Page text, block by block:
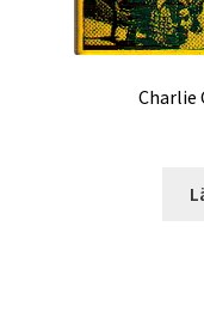
Charlie